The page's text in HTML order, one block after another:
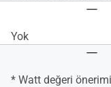
Yok
* Watt değeri